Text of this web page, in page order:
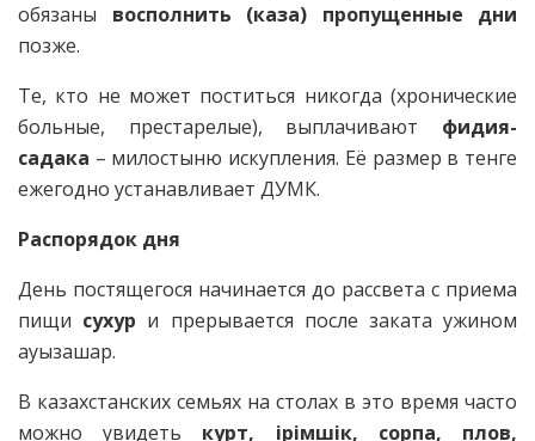
обязаны восполнить (каза) пропущенные дни
позже.
Те, кто не может поститься никогда (хронические
больные, престарелые), выплачивают фидия-
садака – милостыню искупления. Её размер в тенге
ежегодно устанавливает ДУМК.
Распорядок дня
День постящегося начинается до рассвета с приема
пищи сухур и прерывается после заката ужином
ауызашар.
В казахстанских семьях на столах в это время часто
можно увидеть курт, ірімшік, сорпа, плов,